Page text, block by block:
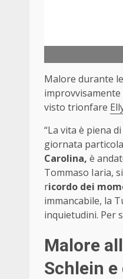
Malore durante
improvvisamente
visto trionfare
“La vita è piena
giornata
Carolina, è
Tommaso Iaria,
ricordo dei
immancabile, la
inquietudini. Per
Malore
Schlein